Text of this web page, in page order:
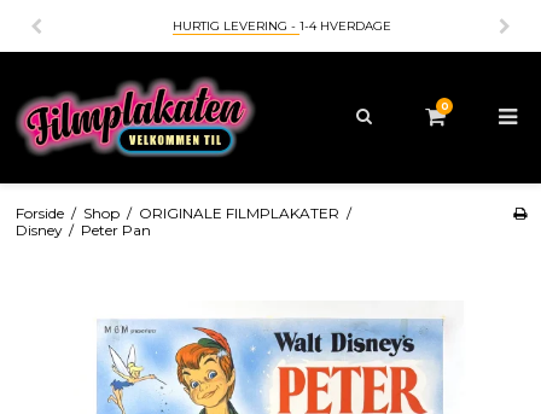
BETALING MED - KORT - MOBILEPAY - APPLEPAY -
0
Forside / Shop / ORIGINALE FILMPLAKATER /
Disney / Peter Pan